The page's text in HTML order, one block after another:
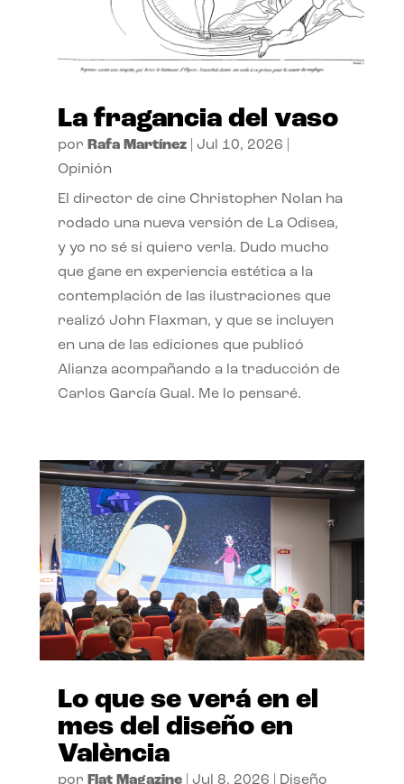
La fragancia del vaso
por Rafa Martínez| Jul 10, 2026
Opinión
El director de cine Christopher Nolan ha
rodado una nueva versión de La Odisea,
y yo no sé si quiero verla. Dudo mucho
que gane en experiencia estética a la
contemplación de las ilustraciones que
realizó John Flaxman, y que se incluyen
en una de las ediciones que publicó
Alianza acompañando a la traducción de
Carlos García Gual. Me lo pensaré.
Lo que se verá en el
mes del diseño en
València
por Flat Magazine| Jul 8, 2026 Diseño